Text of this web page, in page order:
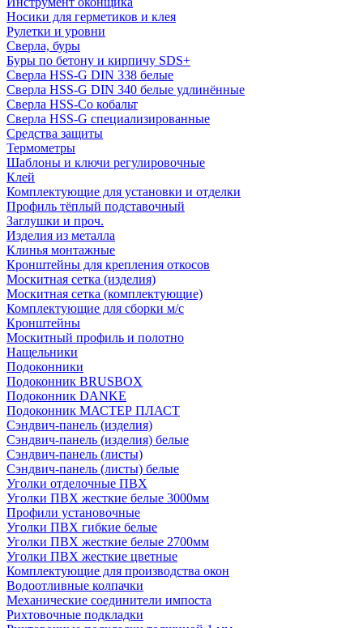
Носики для герметиков и клея
Рулетки и уровни
Сверла, буры
Буры по бетону и кирпичу SDS+
Сверла HSS-G DIN 338 белые
Сверла HSS-G DIN 340 белые удлинённые
Сверла HSS-Co кобальт
Сверла HSS-G специализированные
Средства защиты
Термометры
Шаблоны и ключи регулировочные
Клей
Комплектующие для установки и отделки
Профиль тёплый подставочный
Заглушки и проч.
Изделия из металла
Клинья монтажные
Кронштейны для крепления откосов
Москитная сетка (изделия)
Москитная сетка (комплектующие)
Комплектующие для сборки м/с
Кронштейны
Москитный профиль и полотно
Нащельники
Подоконники
Подоконник BRUSBOX
Подоконник DANKE
Подоконник МАСТЕР ПЛАСТ
Сэндвич-панель (изделия)
Сэндвич-панель (изделия) белые
Сэндвич-панель (листы)
Сэндвич-панель (листы) белые
Уголки отделочные ПВХ
Уголки ПВХ жесткие белые 3000мм
Профили установочные
Уголки ПВХ гибкие белые
Уголки ПВХ жесткие белые 2700мм
Уголки ПВХ жесткие цветные
Комплектующие для производства окон
Водоотливные колпачки
Механические соединители импоста
Рихтовочные подкладки